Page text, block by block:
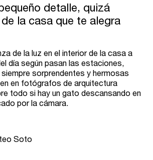
detalle, quizá
la casa que te alegra
de la luz en el interior de la casa a
día según pasan las estaciones,
sorprendentes y hermosas
en fotógrafos de arquitectura
todo si hay un gato descansando en
por la cámara.
Soto